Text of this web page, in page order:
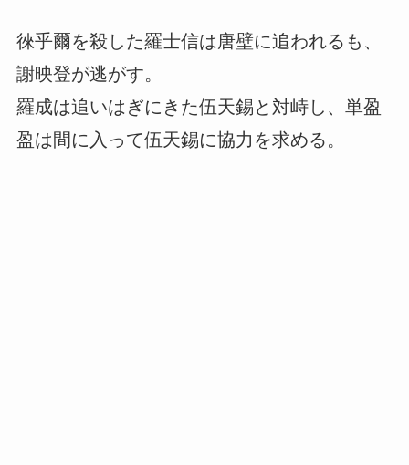
徠乎爾を殺した羅士信は唐壁に追われるも、
謝映登が逃がす。
羅成は追いはぎにきた伍天錫と対峙し、単盈
盈は間に入って伍天錫に協力を求める。